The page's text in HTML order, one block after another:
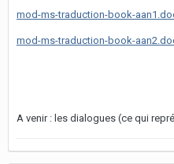
mod-ms-traduction-book-
mod-ms-traduction-book-
A venir : les dialogues (ce qui